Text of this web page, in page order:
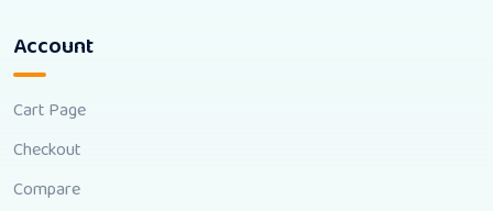
Account
Cart Page
Checkout
Compare